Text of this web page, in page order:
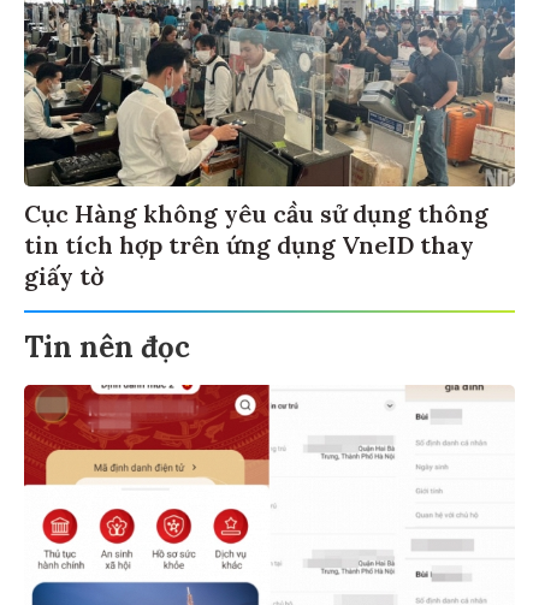
Cục Hàng không yêu cầu sử dụng thông
tin tích hợp trên ứng dụng VneID thay
giấy tờ
Tin nên đọc